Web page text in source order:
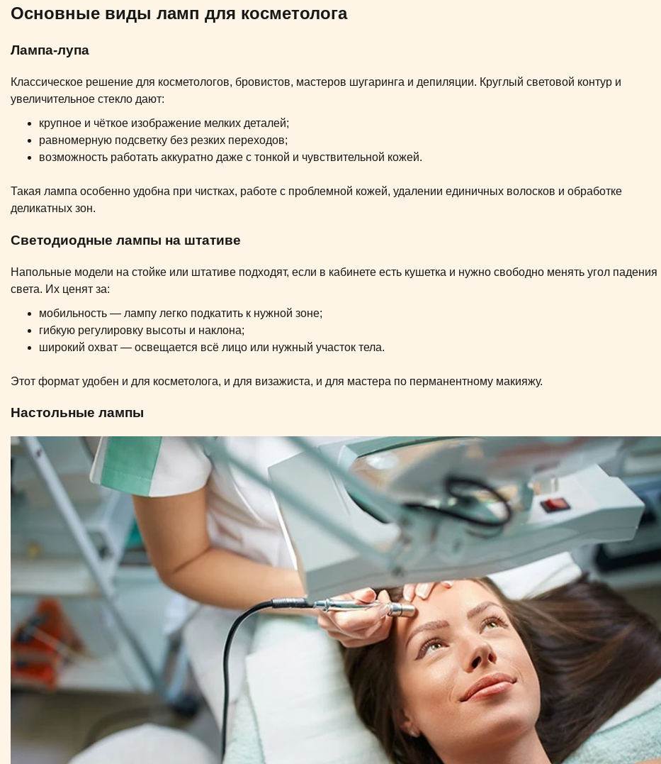
Основные виды ламп для косметолога
Лампа-лупа
Классическое решение для косметологов, бровистов, мастеров шугаринга и депиляции. Круглый световой контур и
увеличительное стекло дают:
крупное и чёткое изображение мелких деталей;
равномерную подсветку без резких переходов;
возможность работать аккуратно даже с тонкой и чувствительной кожей.
Такая лампа особенно удобна при чистках, работе с проблемной кожей, удалении единичных волосков и обработке
деликатных зон.
Светодиодные лампы на штативе
Напольные модели на стойке или штативе подходят, если в кабинете есть кушетка и нужно свободно менять угол падения
света. Их ценят за:
мобильность — лампу легко подкатить к нужной зоне;
гибкую регулировку высоты и наклона;
широкий охват — освещается всё лицо или нужный участок тела.
Этот формат удобен и для косметолога, и для визажиста, и для мастера по перманентному макияжу.
Настольные лампы